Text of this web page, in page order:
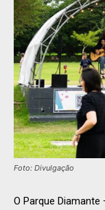
Foto: Divulgação
O Parque Diamante